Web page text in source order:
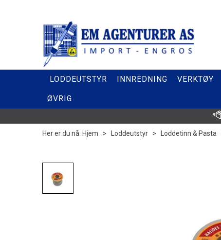
LODDEUTSTYR INNREDNING VERKTØY
ØVRIG
Her er du nå: Hjem > Loddeutstyr > Loddetinn & Pasta